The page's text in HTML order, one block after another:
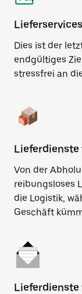
Dies ist der
endgültiges
stressfrei an
Lieferdienste
Von der
reibungsloses
die Logistik,
Geschäft